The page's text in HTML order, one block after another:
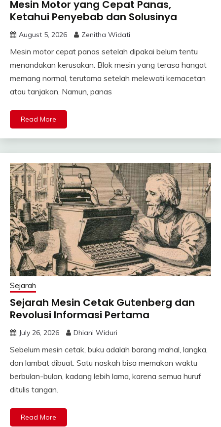
Mesin Motor yang Cepat Panas,
Ketahui Penyebab dan Solusinya
August 5, 2026 Zenitha Widati
Mesin motor cepat panas setelah dipakai belum tentu
menandakan kerusakan. Blok mesin yang terasa hangat
memang normal, terutama setelah melewati kemacetan
atau tanjakan. Namun, panas
Read More
Sejarah
Sejarah Mesin Cetak Gutenberg dan
Revolusi Informasi Pertama
July 26, 2026 Dhiani Widuri
Sebelum mesin cetak, buku adalah barang mahal, langka,
dan lambat dibuat. Satu naskah bisa memakan waktu
berbulan-bulan, kadang lebih lama, karena semua huruf
ditulis tangan.
Read More